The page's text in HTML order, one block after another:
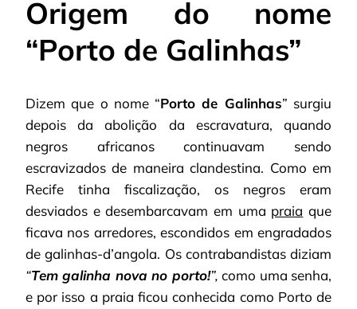
Origem do nome
“Porto de Galinhas”
Dizem que o nome “Porto de Galinhas” surgiu
depois da abolição da escravatura, quando
negros africanos continuavam sendo
escravizados de maneira clandestina. Como em
Recife tinha fiscalização, os negros eram
desviados e desembarcavam em uma praia que
ficava nos arredores, escondidos em engradados
de galinhas-d’angola. Os contrabandistas diziam
“Tem galinha nova no porto!”,como uma senha,
e por isso a praia ficou conhecida como Porto de